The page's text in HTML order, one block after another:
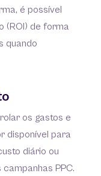
é possível
(ROI) de forma
quando
os gastos e
disponível para
diário ou
PPC.